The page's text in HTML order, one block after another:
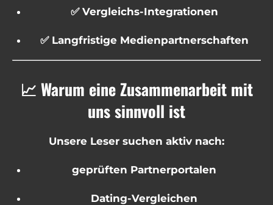
✅ Vergleichs-Integrationen
✅ Langfristige Medienpartnerschaften
📈 Warum eine Zusammenarbeit mit
uns sinnvoll ist
Unsere Leser suchen aktiv nach:
geprüften Partnerportalen
Dating-Vergleichen